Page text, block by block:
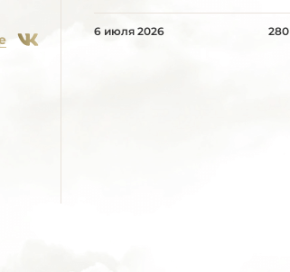
6 июля 2026 280